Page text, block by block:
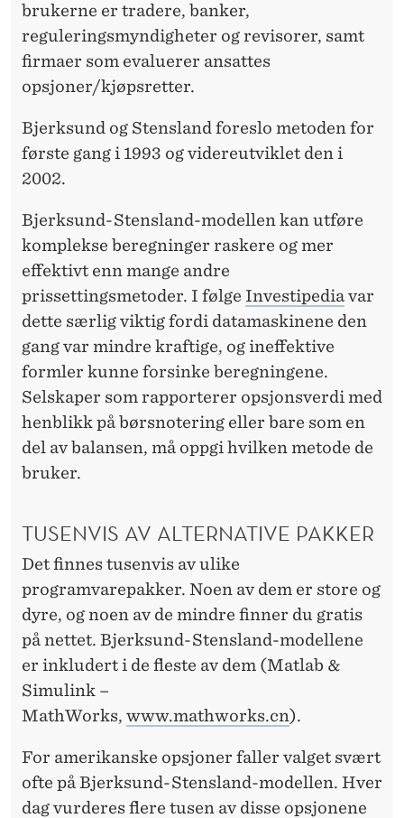
brukerne er tradere, banker,
reguleringsmyndigheter og revisorer, samt
firmaer som evaluerer ansattes
opsjoner/kjøpsretter.
Bjerksund og Stensland foreslo metoden for
første gang i 1993 og videreutviklet den i
2002.
Bjerksund-Stensland-modellen kan utføre
komplekse beregninger raskere og mer
effektivt enn mange andre
prissettingsmetoder. I følge Investipediavar
dette særlig viktig fordi datamaskinene den
gang var mindre kraftige, og ineffektive
formler kunne forsinke beregningene.
Selskaper som rapporterer opsjonsverdi med
henblikk på børsnotering eller bare som en
del av balansen, må oppgi hvilken metode de
bruker.
TUSENVIS AV ALTERNATIVE PAKKER
Det finnes tusenvis av ulike
programvarepakker. Noen av dem er store og
dyre, og noen av de mindre finner du gratis
på nettet. Bjerksund-Stensland-modellene
er inkludert i de fleste av dem (Matlab &
Simulink –
MathWorks, www.mathworks.cn).
For amerikanske opsjoner faller valget svært
ofte på Bjerksund-Stensland-modellen. Hver
dag vurderes flere tusen av disse opsjonene